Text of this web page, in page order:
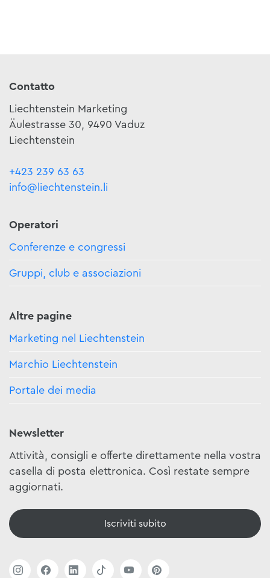
Contatto
Liechtenstein Marketing
Äulestrasse 30, 9490 Vaduz
Liechtenstein
+423 239 63 63
info@liechtenstein.li
Operatori
Conferenze e congressi
Gruppi, club e associazioni
Altre pagine
Marketing nel Liechtenstein
Marchio Liechtenstein
Portale dei media
Newsletter
Attività, consigli e offerte direttamente nella vostra
casella di posta elettronica. Così restate sempre
aggiornati.
Iscriviti subito